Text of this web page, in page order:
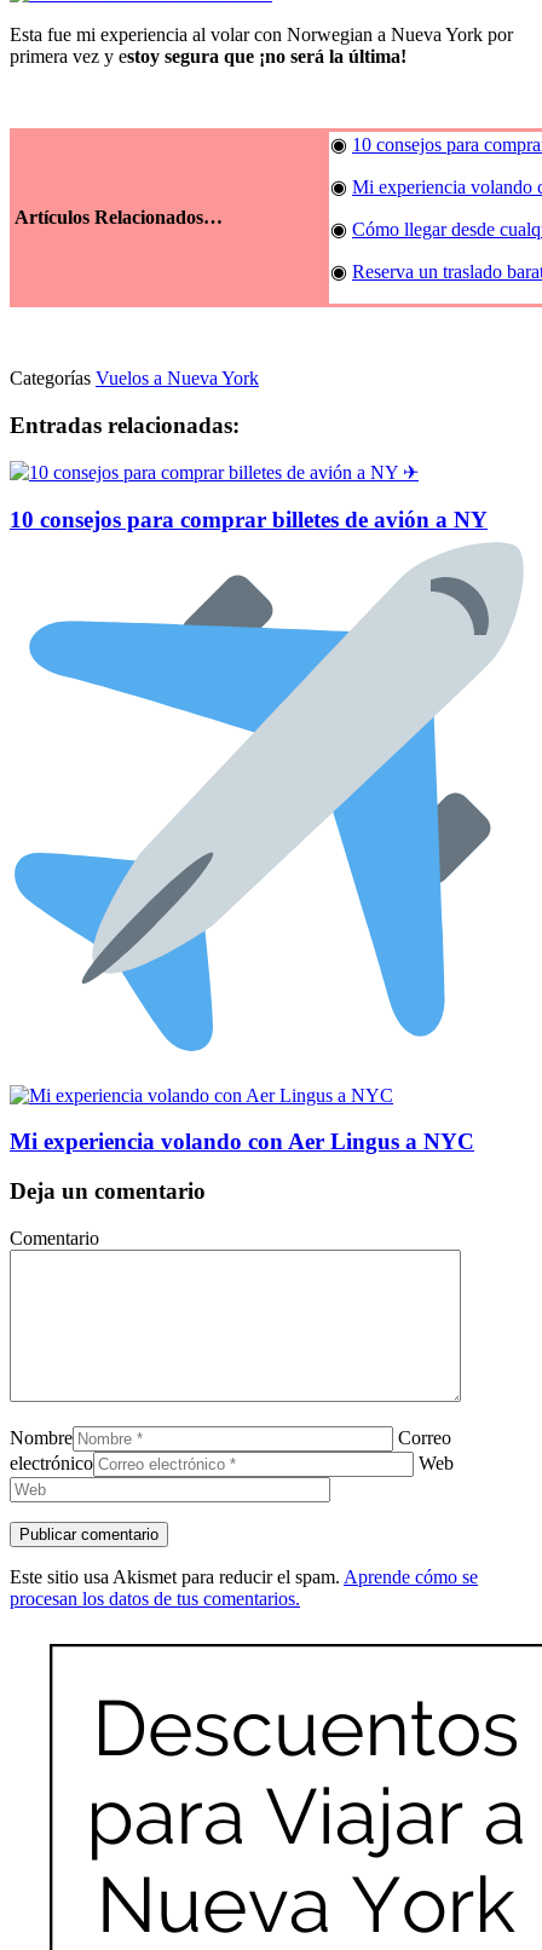
Esta fue mi experiencia al volar con Norwegian a Nueva York por
primera vez y estoy segura que ¡no será la última!
Artículos Relacionados…
◉ 10 consejos para
◉ Mi experiencia volando
◉ Cómo llegar desde
◉ Reserva un traslado
Categorías Vuelos a Nueva York
Entradas relacionadas:
10 consejos para comprar billetes de avión a NY
Mi experiencia volando con Aer Lingus a NYC
Deja un comentario
Comentario
Nombre
Correo
electrónico
Web
Este sitio usa Akismet para reducir el spam. Aprende cómo se
procesan los datos de tus comentarios.